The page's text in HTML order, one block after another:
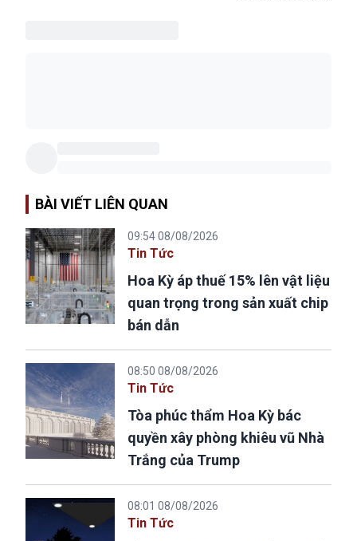
BÀI VIẾT LIÊN QUAN
09:54 08/08/2026
Tin Tức
Hoa Kỳ áp thuế 15% lên vật liệu
quan trọng trong sản xuất chip
bán dẫn
08:50 08/08/2026
Tin Tức
Tòa phúc thẩm Hoa Kỳ bác
quyền xây phòng khiêu vũ Nhà
Trắng của Trump
08:01 08/08/2026
Tin Tức